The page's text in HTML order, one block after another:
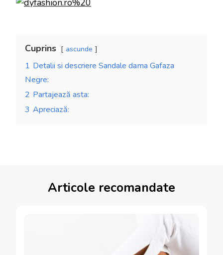
Cuprins ascunde
1 Detalii si descriere Sandale dama Gafaza
Negre:
2 Partajează asta:
3 Apreciază:
Articole recomandate